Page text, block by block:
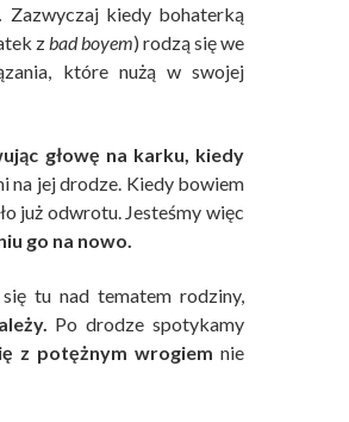
Zazwyczaj kiedy bohaterką
z bad boyem) rodzą się we
które nużą w swojej
głowę na karku, kiedy
na jej drodze. Kiedy bowiem
już odwrotu. Jesteśmy więc
go na nowo.
tu nad tematem rodziny,
Po drodze spotykamy
z potężnym wrogiem nie